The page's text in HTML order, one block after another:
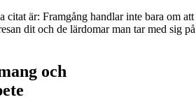
citat är: Framgång handlar inte bara om att
dit och de lärdomar man tar med sig på
och